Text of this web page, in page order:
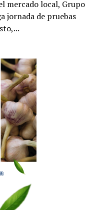
mercado local, Grupo
jornada de pruebas